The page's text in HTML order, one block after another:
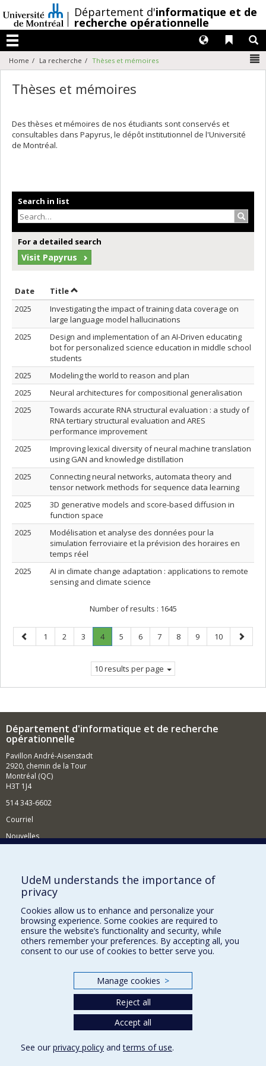
au
contenu
/Département d'informatique et de
recherche opérationnelle
Menu
Liens
Langues
Home La recherche Thèses et mémoires
Thèses et mémoires
Des thèses et mémoires de nos étudiants sont conservés et
consultables dans Papyrus, le dépôt institutionnel de l'Université
de Montréal.
Search in list
For a detailed search
Visit Papyrus
Date Sort by date in ascending order
TitleSort by title in ascending order
2025
Investigating the impact of training data coverage on
large language model hallucinations
2025
Design and implementation of an AI-Driven educating
bot for personalized science education in middle school
students
2025
Modeling the world to reason and plan
2025
Neural architectures for compositional generalisation
2025
Towards accurate RNA structural evaluation : a study of
RNA tertiary structural evaluation and ARES
performance improvement
2025
Improving lexical diversity of neural machine translation
using GAN and knowledge distillation
2025
Connecting neural networks, automata theory and
tensor network methods for sequence data learning
2025
3D generative models and score-based diffusion in
function space
2025
Modélisation et analyse des données pour la
simulation ferroviaire et la prévision des horaires en
temps réel
2025
AI in climate change adaptation : applications to remote
sensing and climate science
Number of results : 1645
Previous
page
Page
1 Page
2 Page
3 Page
4.
Current
Page
5 Page
6 Page
7 Page
8 Page
9 Page
10
Next
page
10 results per page
Département d'informatique et de recherche
opérationnelle
Pavillon André-Aisenstadt
2920, chemin de la Tour
Montréal (QC)
H3T 1J4
514 343-6602
Courriel
Nouvelles
Comment soutenir le Département?
BESOIN D'AIDE?
Plan du site
Signaler une erreur
Accessibilité
Nos départements et écoles
UdeM understands the importance of
privacy
Cookies allow us to enhance and personalize your
browsing experience. Some cookies are required to
ensure the website’s functionality and security, while
others remember your preferences. By accepting all, you
consent to our use of cookies to better serve you.
Manage cookies >
Reject all
Accept all
See our privacy policy andterms of use.